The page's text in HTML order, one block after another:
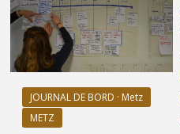
JOURNAL DE BORD · Metz
METZ